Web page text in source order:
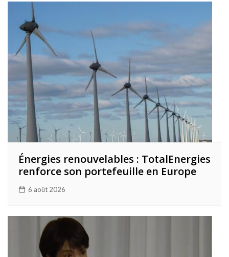
Énergies renouvelables : TotalEnergies
renforce son portefeuille en Europe
6 août 2026